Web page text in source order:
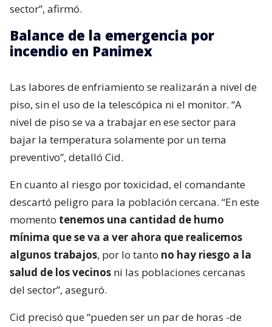
sector”, afirmó.
Balance de la emergencia por
incendio en Panimex
Las labores de enfriamiento se realizarán a nivel de
piso, sin el uso de la telescópica ni el monitor. “A
nivel de piso se va a trabajar en ese sector para
bajar la temperatura solamente por un tema
preventivo”, detalló Cid.
En cuanto al riesgo por toxicidad, el comandante
descartó peligro para la población cercana. “En este
momento tenemos una cantidad de humo
mínima que se va a ver ahora que realicemos
algunos trabajos, por lo tanto no hay riesgo a la
salud de los vecinos ni las poblaciones cercanas
del sector”, aseguró.
Cid precisó que “pueden ser un par de horas -de